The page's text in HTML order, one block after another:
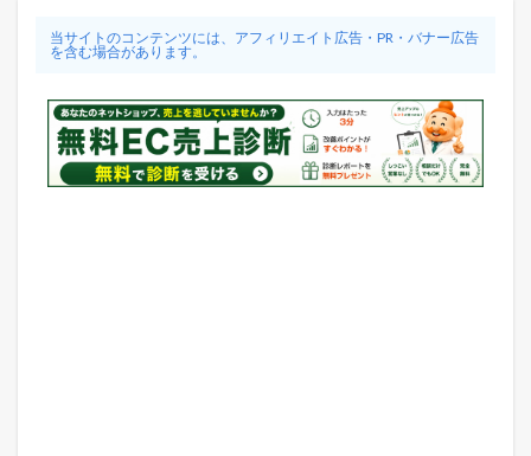
当サイトのコンテンツには、アフィリエイト広告・PR・バナー広告
を含む場合があります。